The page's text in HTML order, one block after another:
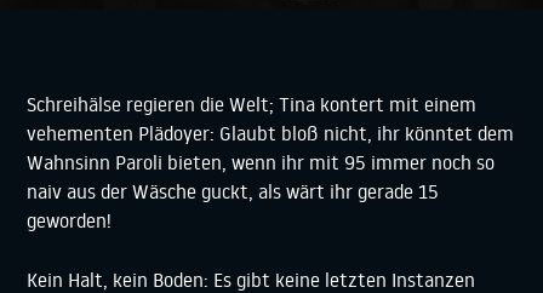
Schreihälse regieren die Welt; Tina kontert mit einem
vehementen Plädoyer: Glaubt bloß nicht, ihr könntet dem
Wahnsinn Paroli bieten, wenn ihr mit 95 immer noch so
naiv aus der Wäsche guckt, als wärt ihr gerade 15
geworden!
Kein Halt, kein Boden: Es gibt keine letzten Instanzen